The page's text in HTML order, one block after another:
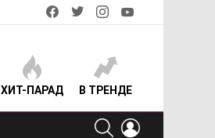
facebooktwitterinstagram
ХИТ-ПАРАД В ТРЕНДЕ
SEARCH